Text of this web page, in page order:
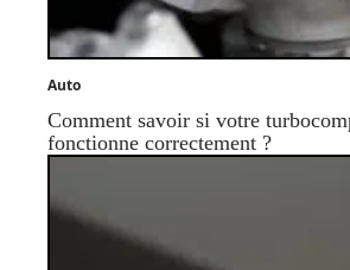
Auto
Comment savoir si votre
fonctionne correctement ?